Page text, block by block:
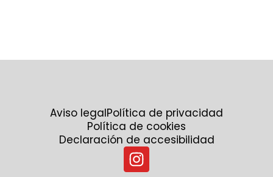
Aviso legalPolítica de privacidad
Política de cookies
Declaración de accesibilidad